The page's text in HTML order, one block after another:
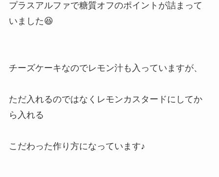
プラスアルファで糖質オフのポイントが詰まって
いました😆
チーズケーキなのでレモン汁も入っていますが、
ただ入れるのではなくレモンカスタードにしてか
ら入れる
こだわった作り方になっています♪